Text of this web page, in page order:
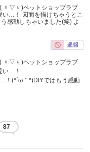
〃▽〃)ペットショップラブ
い…！ 図面を描けちゃうとこ
感動しちゃいました(笑) よ
〃▽〃)ペットショップラブ
い…！
！(*´ω｀*)DIYではもう感動
87